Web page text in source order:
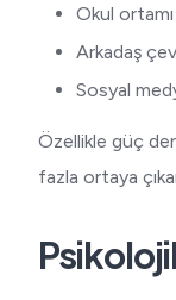
Okul
Arkadaş
Sosyal
Özellikle güç
fazla ortaya